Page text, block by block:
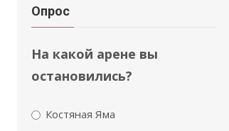
Опрос
На какой арене вы
остановились?
Костяная Яма